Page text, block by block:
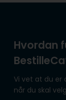
Hvordan
Vi vet at du er
når du skal